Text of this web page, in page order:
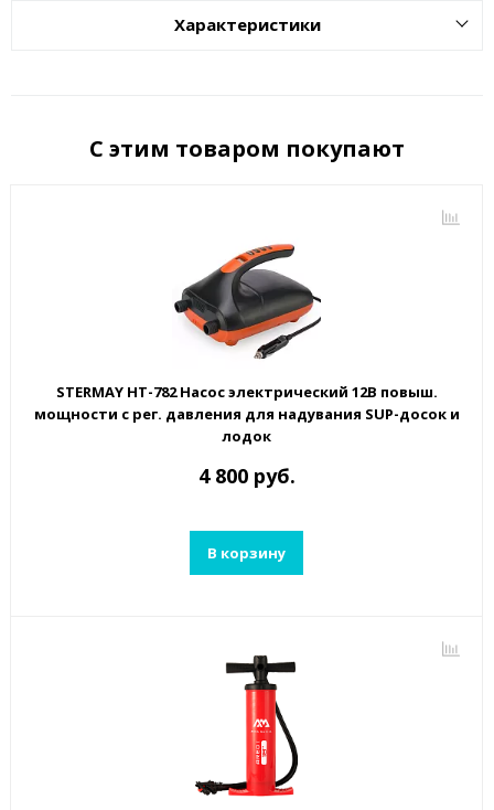
Характеристики
С этим товаром покупают
STERMAY HT-782 Насос электрический 12В повыш.
мощности с рег. давления для надувания SUP-досок и
лодок
4 800 руб.
В корзину